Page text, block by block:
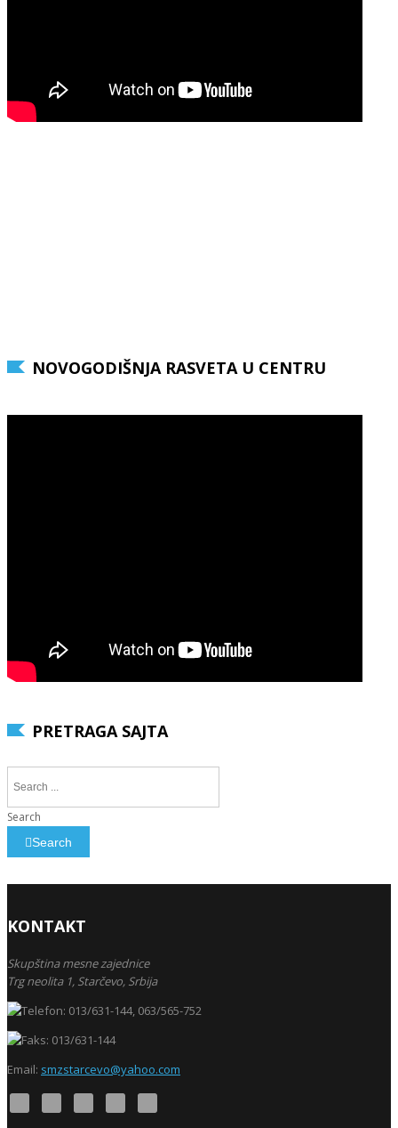
NOVOGODIŠNJA RASVETA U CENTRU
PRETRAGA SAJTA
Search
Search
KONTAKT
Skupština mesne zajednice
Trg neolita 1, Starčevo, Srbija
013/631-144, 063/565-752
013/631-144
Email: smzstarcevo@yahoo.com